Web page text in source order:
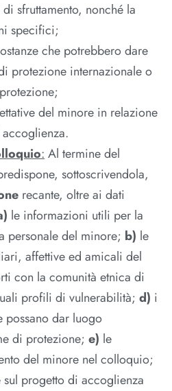
sfruttamento, nonché la
specifici;
che potrebbero dare
protezione internazionale o
del minore in relazione
:Al termine del
sottoscrivendola,
recante, oltre ai dati
le informazioni utili per la
personale del minore; b) le
affettive ed amicali del
con la comunità etnica di
profili di vulnerabilità; d) i
possano dar luogo
di protezione; e) le
del minore nel colloquio;
progetto di accoglienza